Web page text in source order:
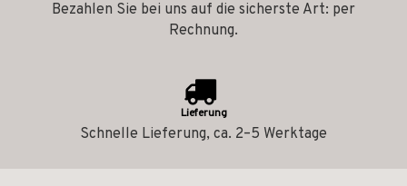
Bezahlen Sie bei uns auf die sicherste Art: per
Rechnung.
Lieferung
Schnelle Lieferung, ca. 2–5 Werktage